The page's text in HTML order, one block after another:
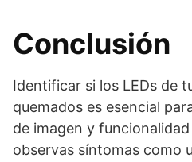
Conclusión
Identificar si los LEDs de
quemados es esencial
de imagen y
observas síntomas como